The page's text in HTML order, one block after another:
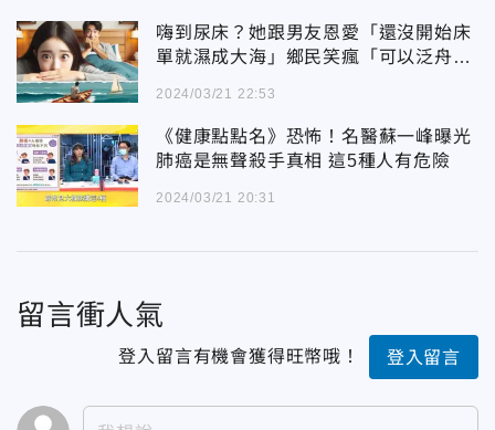
嗨到尿床？她跟男友恩愛「還沒開始床
單就濕成大海」鄉民笑瘋「可以泛舟
2024/03/21 22:53
《健康點點名》恐怖！名醫蘇一峰曝光
肺癌是無聲殺手真相 這5種人有危險
2024/03/21 20:31
留言衝人氣
登入留言有機會獲得旺幣哦！ 登入留言